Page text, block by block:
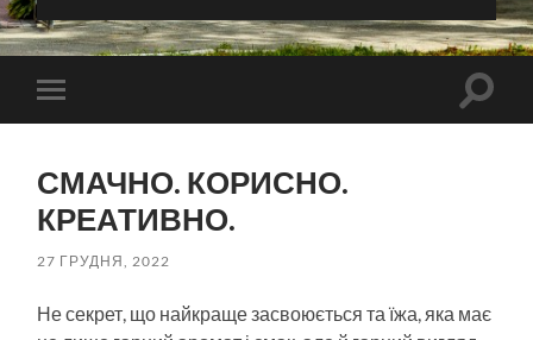
Перемкнути
мобільне
СМАЧНО. КОРИСНО.
КРЕАТИВНО.
27 ГРУДНЯ, 2022
Не секрет, що найкраще засвоюється та їжа, яка має